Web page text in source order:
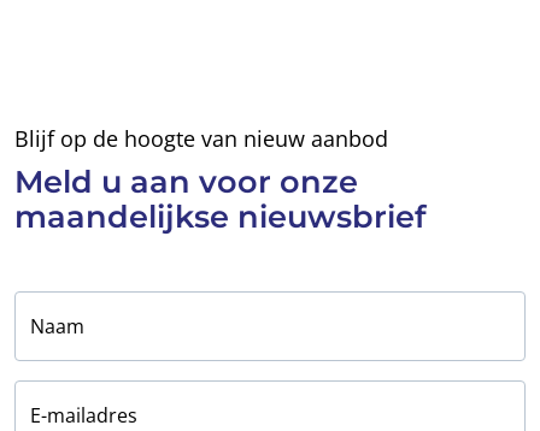
Blijf op de hoogte van nieuw aanbod
Meld u aan voor onze
maandelijkse nieuwsbrief
Naam
E-mailadres